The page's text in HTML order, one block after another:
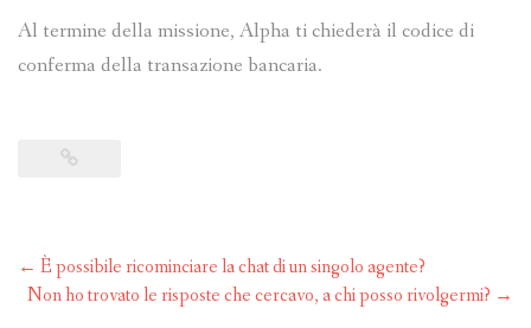
Al termine della missione, Alpha ti chiederà il codice di
conferma della transazione bancaria.
Post
navigation
← È possibile ricominciare la chat di un singolo agente?
Non ho trovato le risposte che cercavo, a chi posso rivolgermi? →